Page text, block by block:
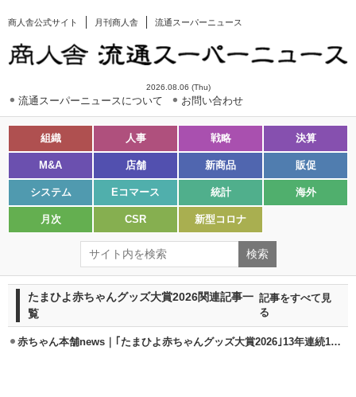
商人舎公式サイト 月刊商人舎 流通スーパーニュース
2026.08.06 (Thu)
流通スーパーニュースについて お問い合わせ
組織 人事 戦略 決算
M&A 店舗 新商品 販促
システム Eコマース 統計 海外
月次 CSR 新型コロナ
たまひよ赤ちゃんグッズ大賞2026関連記事一
覧
記事をすべて見
る
赤ちゃん本舗news｜｢たまひよ赤ちゃんグッズ大賞2026｣13年連続1位獲得